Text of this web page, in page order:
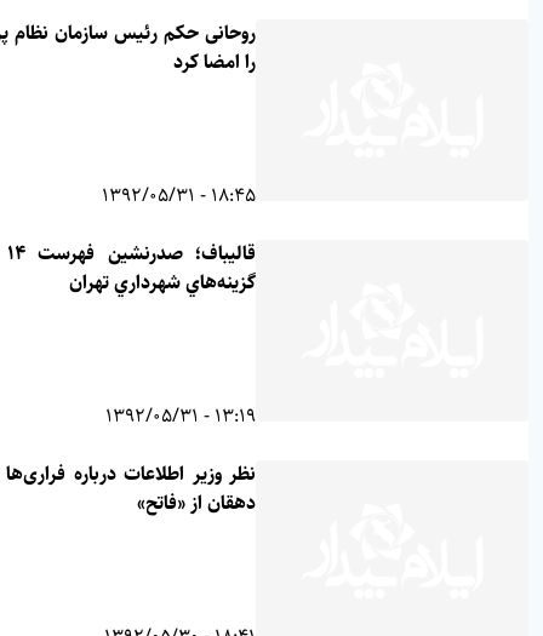
روحانی حکم رئیس سازمان نظام پزشکی
را امضا کرد
قاليباف؛ صدرنشين فهرست 14 نفري
گزينه‌هاي شهرداري تهران
نظر وزیر اطلاعات درباره فراری‌ها و خبر
دهقان از «فاتح»